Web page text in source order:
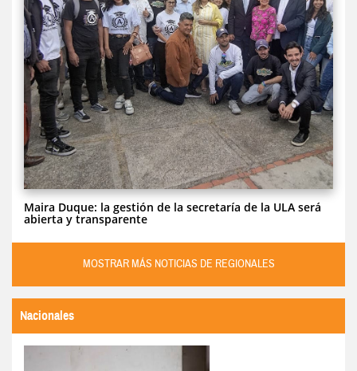
Maira Duque: la gestión de la secretaría de la ULA será
abierta y transparente
MOSTRAR MÁS NOTICIAS DE REGIONALES
Nacionales